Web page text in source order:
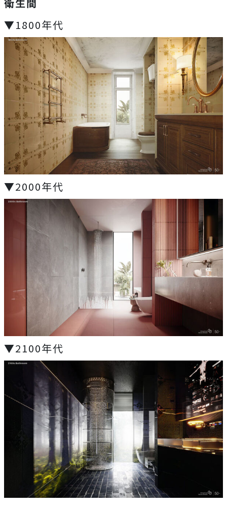
▼1800年代
▼2000年代
▼2100年代